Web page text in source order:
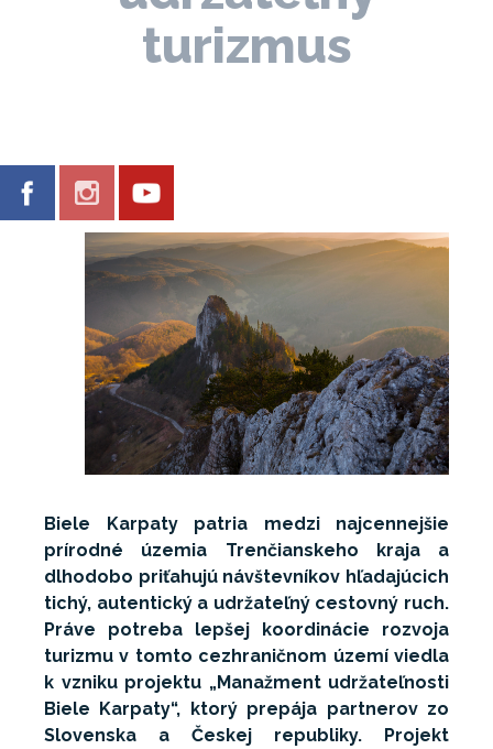
turizmus
Biele Karpaty patria medzi najcennejšie
prírodné územia Trenčianskeho kraja a
dlhodobo priťahujú návštevníkov hľadajúcich
tichý, autentický a udržateľný cestovný ruch.
Práve potreba lepšej koordinácie rozvoja
turizmu v tomto cezhraničnom území viedla
k vzniku projektu „Manažment udržateľnosti
Biele Karpaty“, ktorý prepája partnerov zo
Slovenska a Českej republiky. Projekt